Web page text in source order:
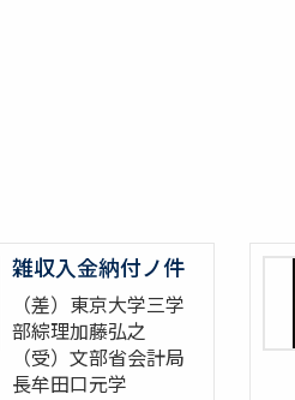
雑収入金納付ノ件
（差）東京大学三学
部綜理加藤弘之
（受）文部省会計局
長牟田口元学